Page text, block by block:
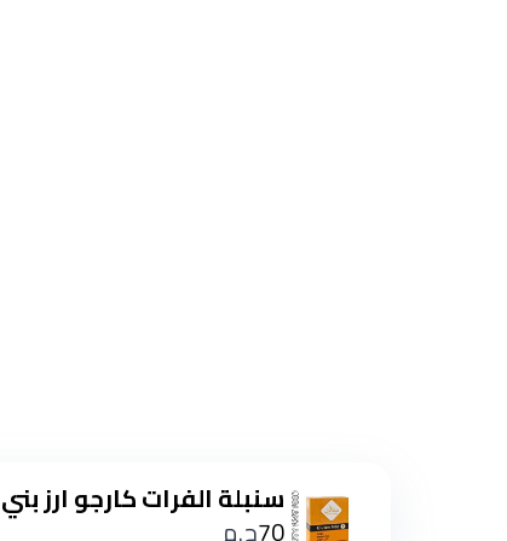
سنبلة الفرات كارجو ارز بني 500 جم
70ج.م